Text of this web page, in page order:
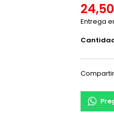
Entrega
Compartir